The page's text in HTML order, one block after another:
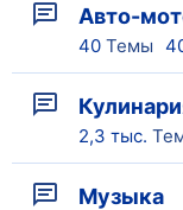
Авто-
40 Темы
2,3 тыс.
Музыка